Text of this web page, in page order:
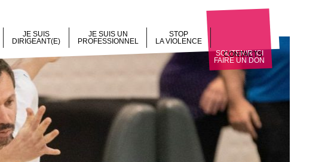
JE SUIS
DIRIGEANT(E)
JE SUIS UN
PROFESSIONNEL
STOP
LA VIOLENCE
SOUTENIR ICI
FAIRE UN DON
CONTACTS